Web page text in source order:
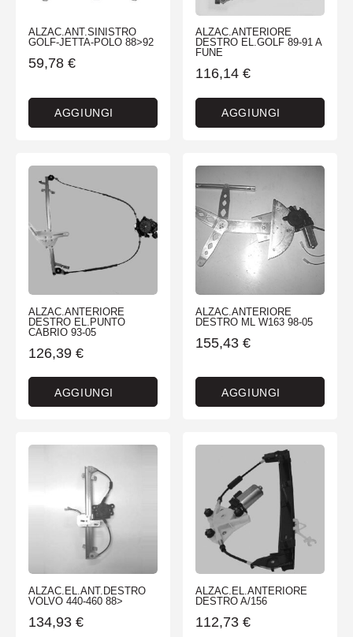
ALZAC.ANT.SINISTRO
GOLF-JETTA-POLO 88>92
59,78 €
AGGIUNGI
ALZAC.ANTERIORE
DESTRO EL.GOLF 89-91 A
FUNE
116,14 €
AGGIUNGI
ALZAC.ANTERIORE
DESTRO EL.PUNTO
CABRIO 93-05
126,39 €
AGGIUNGI
ALZAC.ANTERIORE
DESTRO ML W163 98-05
155,43 €
AGGIUNGI
ALZAC.EL.ANT.DESTRO
VOLVO 440-460 88>
134,93 €
ALZAC.EL.ANTERIORE
DESTRO A/156
112,73 €